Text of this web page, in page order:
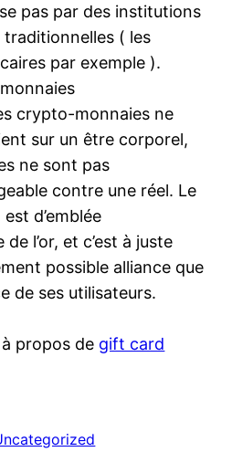
pas par des institutions
traditionnelles ( les
par exemple ).
crypto-monnaies ne
sur un être corporel,
ne sont pas
contre une réel. Le
d’emblée
l’or, et c’est à juste
possible alliance que
de ses utilisateurs.
propos de gift card